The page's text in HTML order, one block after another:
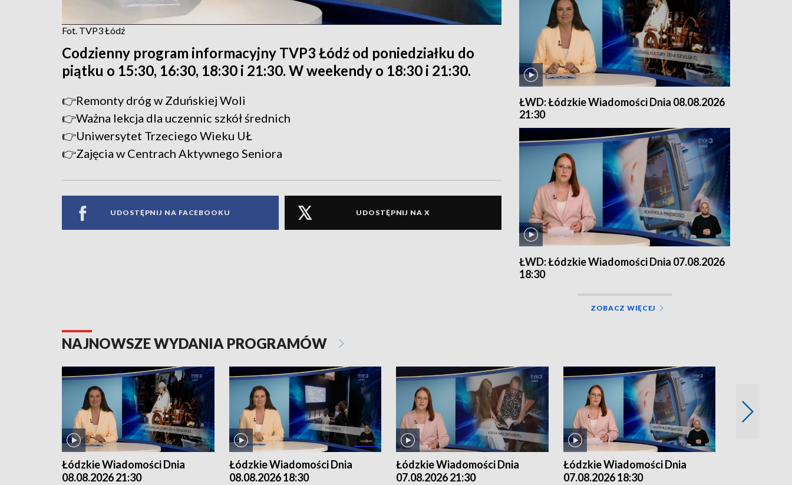
Fot. TVP3 Łódź
Codzienny program informacyjny TVP3 Łódź od poniedziałku do
piątku o 15:30, 16:30, 18:30 i 21:30. W weekendy o 18:30 i 21:30.
👉Remonty dróg w Zduńskiej Woli
👉Ważna lekcja dla uczennic szkół średnich
👉Uniwersytet Trzeciego Wieku UŁ
👉Zajęcia w Centrach Aktywnego Seniora
UDOSTĘPNIJ NA FACEBOOKU UDOSTĘPNIJ NA X
ŁWD: Łódzkie Wiadomości Dnia 08.08.2026
21:30
ŁWD: Łódzkie Wiadomości Dnia 07.08.2026
18:30
ZOBACZ WIĘCEJ
NAJNOWSZE WYDANIA PROGRAMÓW
Łódzkie Wiadomości Dnia
08.08.2026 21:30
Łódzkie Wiadomości Dnia
08.08.2026 18:30
Łódzkie Wiadomości Dnia
07.08.2026 21:30
Łódzkie Wiadomości Dnia
07.08.2026 18:30